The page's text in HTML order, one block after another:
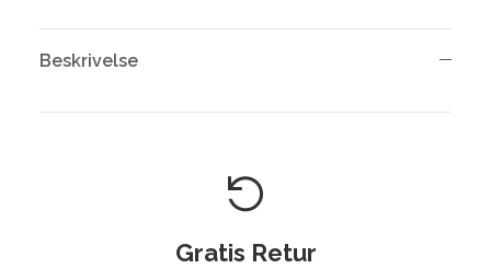
Beskrivelse
Gratis Retur